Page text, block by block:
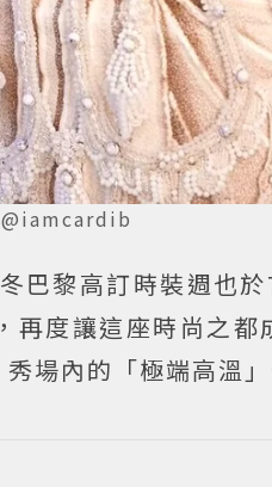
巴黎高訂時裝週也
再度讓這座時尚之
場內的「極端高溫